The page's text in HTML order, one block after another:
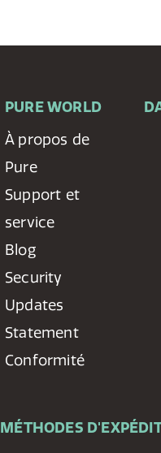
PURE WORLD
À propos de
Pure
Support et
service
Blog
Security
Updates
Statement
Conformité
MÉTHODES